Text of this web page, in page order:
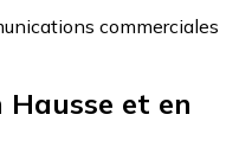
commerciales
et en